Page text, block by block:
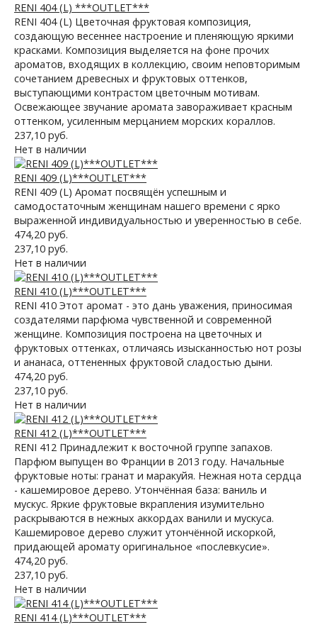
RENI 404 (L) ***OUTLET***
RENI 404 (L) Цветочная фруктовая композиция,
создающую весеннее настроение и пленяющую яркими
красками. Композиция выделяется на фоне прочих
ароматов, входящих в коллекцию, своим неповторимым
сочетанием древесных и фруктовых оттенков,
выступающими контрастом цветочным мотивам.
Освежающее звучание аромата завораживает красным
оттенком, усиленным мерцанием морских кораллов.
237,10 руб.
Нет в наличии
RENI 409 (L)***OUTLET***
RENI 409 (L) Аромат посвящён успешным и
самодостаточным женщинам нашего времени с ярко
выраженной индивидуальностью и уверенностью в себе.
474,20 руб.
237,10 руб.
Нет в наличии
RENI 410 (L)***OUTLET***
RENI 410 Этот аромат - это дань уважения, приносимая
создателями парфюма чувственной и современной
женщине. Композиция построена на цветочных и
фруктовых оттенках, отличаясь изысканностью нот розы
и ананаса, оттененных фруктовой сладостью дыни.
474,20 руб.
237,10 руб.
Нет в наличии
RENI 412 (L)***OUTLET***
RENI 412 Принадлежит к восточной группе запахов.
Парфюм выпущен во Франции в 2013 году. Начальные
фруктовые ноты: гранат и маракуйя. Нежная нота сердца
- кашемировое дерево. Утончённая база: ваниль и
мускус. Яркие фруктовые вкрапления изумительно
раскрываются в нежных аккордах ванили и мускуса.
Кашемировое дерево служит утончённой искоркой,
придающей аромату оригинальное «послевкусие».
474,20 руб.
237,10 руб.
Нет в наличии
RENI 414 (L)***OUTLET***